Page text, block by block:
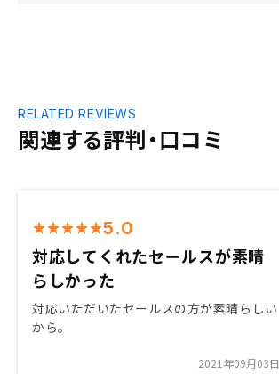
関連する評判・口コミ
RELATED REVIEWS
5.0
対応してくれたセールスが素晴
らしかった
対応いただいたセールスの方が素晴らしい
から。
2021年09月03日